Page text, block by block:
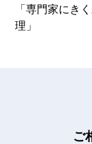
「専門家にき
理」
ご